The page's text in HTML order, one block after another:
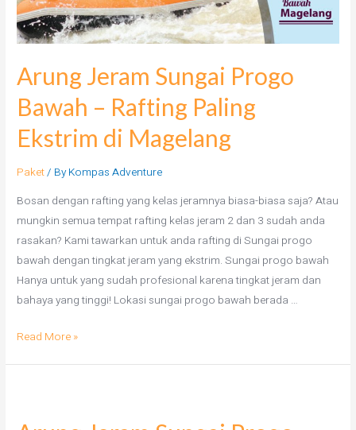
Arung Jeram Sungai Progo
Bawah – Rafting Paling
Ekstrim di Magelang
Paket/ ByKompas Adventure
Bosan dengan rafting yang kelas jeramnya biasa-biasa saja? Atau
mungkin semua tempat rafting kelas jeram 2 dan 3 sudah anda
rasakan? Kami tawarkan untuk anda rafting di Sungai progo
bawah dengan tingkat jeram yang ekstrim. Sungai progo bawah
Hanya untuk yang sudah profesional karena tingkat jeram dan
bahaya yang tinggi! Lokasi sungai progo bawah berada …
Read More »